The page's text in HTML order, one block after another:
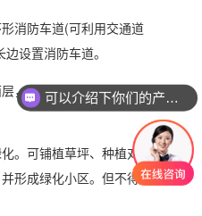
消防车道(可利用交通道
设置消防车道。
，应选用整体性好、发尘
。可铺植草坪、种植对大
形成绿化小区。但不得妨
可以介绍下你们的产品么